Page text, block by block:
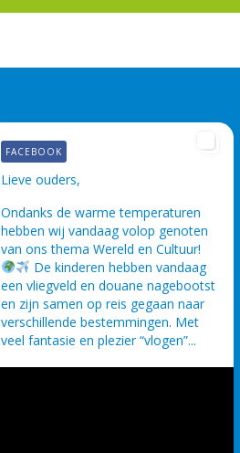
Lieve ouders,
Ondanks de warme temperaturen
hebben wij vandaag volop genoten
van ons thema Wereld en Cultuur!
De kinderen hebben vandaag
een vliegveld en douane nagebootst
en zijn samen op reis gegaan naar
verschillende bestemmingen. Met
veel fantasie en plezier “vlogen”...
FACEBOOK